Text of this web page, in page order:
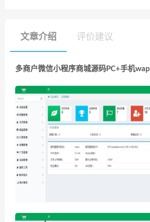
文章介绍 评价建议
多商户微信小程序商城源码PC+手机wap